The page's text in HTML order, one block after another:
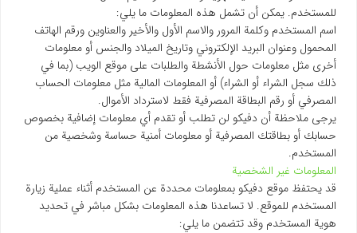
للمستخدم. يمكن أن تشمل هذه المعلومات ما يلي:
اسم المستخدم وكلمة المرور والاسم الأول والأخير والعناوين ورقم الهاتف
المحمول وعنوان البريد الإلكتروني وتاريخ الميلاد والجنس أو معلومات
أخرى مثل معلومات حول الأنشطة والطلبات على موقع الويب (بما في
ذلك سجل الشراء أو الشراء) أو المعلومات المالية مثل معلومات الحساب
المصرفي أو رقم البطاقة المصرفية فقط لاسترداد الأموال.
يرجى ملاحظة أن دفیکو لن تطلب أو تقدم أي معلومات إضافية بخصوص
حسابك أو بطاقتك المصرفية أو معلومات أمنية حساسة وشخصية من
المستخدم.
المعلومات غير الشخصية
قد يحتفظ موقع دفیکو بمعلومات محددة عن المستخدم أثناء عملية زيارة
المستخدم للموقع. لا تساعدنا هذه المعلومات بشكل مباشر في تحديد
هوية المستخدم وقد تتضمن ما يلي: